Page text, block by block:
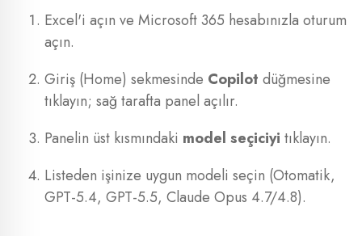
Excel'i açın ve Microsoft 365 hesabınızla oturum
açın.
Giriş (Home) sekmesinde Copilot düğmesine
tıklayın; sağ tarafta panel açılır.
Panelin üst kısmındaki model seçiciyi tıklayın.
Listeden işinize uygun modeli seçin (Otomatik,
GPT-5.4, GPT-5.5, Claude Opus 4.7/4.8).